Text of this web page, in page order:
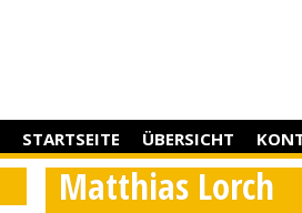
STARTSEITE ÜBERSICHT
Matthias Lorch